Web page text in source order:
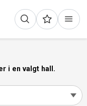
i en valgt hall.